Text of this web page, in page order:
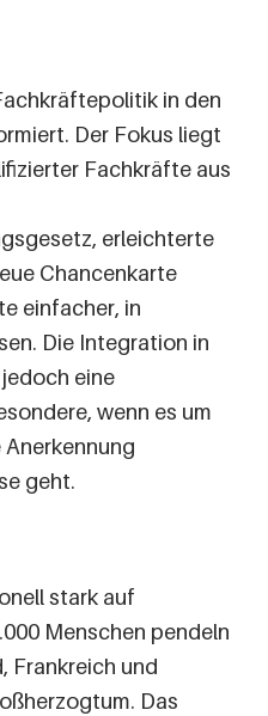
in den
Der Fokus liegt
Fachkräfte aus
erleichterte
Chancenkarte
einfacher, in
Die Integration in
eine
wenn es um
geht.
stark auf
Menschen pendeln
Frankreich und
Das